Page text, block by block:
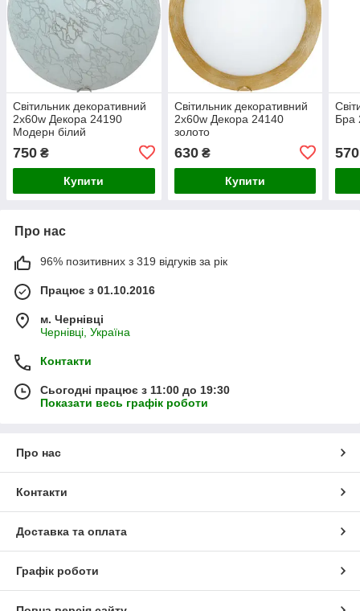
Світильник декоративний
2х60w Декора 24190
Модерн білий
750 ₴
Купити
Світильник декоративний
2х60w Декора 24140
золото
630₴
Купити
Бра
570
Про нас
96% позитивних з 319 відгуків за рік
Працює з 01.10.2016
м. Чернівці
Чернівці, Україна
Контакти
Сьогодні працює з 11:00 до 19:30
Показати весь графік роботи
Про нас
Контакти
Доставка та оплата
Графік роботи